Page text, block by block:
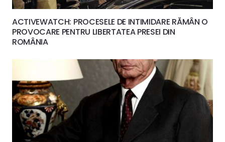
ACTIVEWATCH: PROCESELE DE INTIMIDARE RĂMÂN O
PROVOCARE PENTRU LIBERTATEA PRESEI DIN
ROMÂNIA